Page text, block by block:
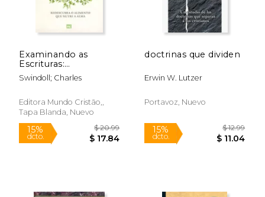
Examinando as
Escrituras:
Redescubra o
Alimento que Nutre a
Swindoll; Charles
Editora Mundo Cristão,,
Tapa Blanda, Nuevo
doctrinas que dividen
Erwin W. Lutzer
Portavoz, Nuevo